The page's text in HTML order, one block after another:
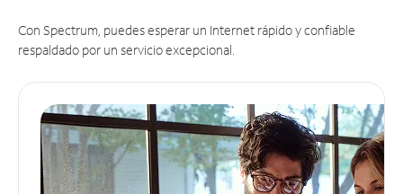
Con Spectrum, puedes esperar un Internet rápido y confiable
respaldado por un servicio excepcional.